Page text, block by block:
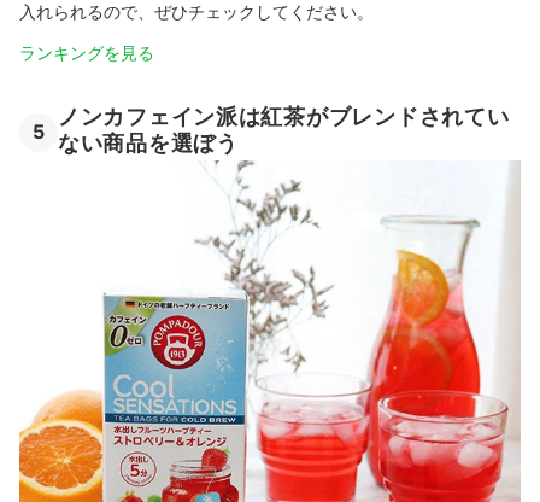
入れられるので、ぜひチェックしてください。
ランキングを見る
5
ノンカフェイン派は紅茶がブレンドされてい
ない商品を選ぼう